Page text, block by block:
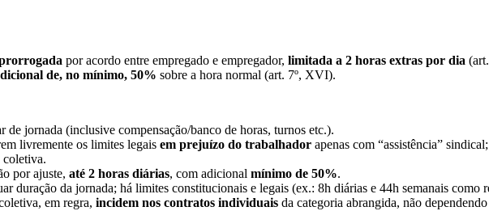
por acordo entre empregado e empregador, limitada a 2 horas extras por dia
de, no mínimo, 50% sobre a hora normal (art. 7º, XVI).
de jornada (inclusive compensação/banco de horas, turnos etc.).
livremente os limites legais em prejuízo do trabalhador apenas com “assistência”
coletiva.
por ajuste, até 2 horas diárias, com adicional mínimo de 50%.
duração da jornada; há limites constitucionais e legais (ex.: 8h diárias e 44h semanais como
em regra, incidem nos contratos individuais da categoria abrangida, não